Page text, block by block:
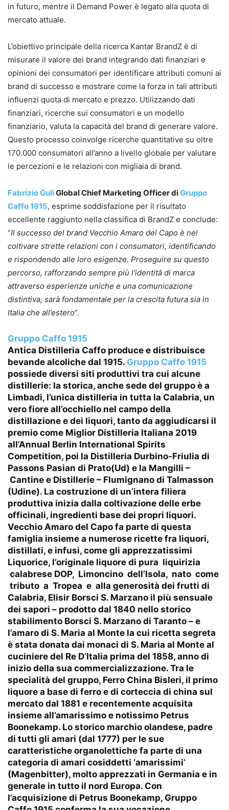
in futuro, mentre il Demand Power è legato alla quota di
mercato attuale.
L’obiettivo principale della ricerca Kantar BrandZ è di
misurare il valore dei brand integrando dati finanziari e
opinioni dei consumatori per identificare attributi comuni ai
brand di successo e mostrare come la forza in tali attributi
influenzi quota di mercato e prezzo. Utilizzando dati
finanziari, ricerche sui consumatori e un modello
finanziario, valuta la capacità del brand di generare valore.
Questo processo coinvolge ricerche quantitative su oltre
170.000 consumatori all’anno a livello globale per valutare
le percezioni e le relazioni con migliaia di brand.
Fabrizio GulìGlobal Chief Marketing Officer diGruppo
Caffo 1915, esprime soddisfazione per il risultato
eccellente raggiunto nella classifica di BrandZ e conclude:
“Il successo del brand Vecchio Amaro del Capo è nel
coltivare strette relazioni con i consumatori, identificando
e rispondendo alle loro esigenze. Proseguire su questo
percorso, rafforzando sempre più l’identità di marca
attraverso esperienze uniche e una comunicazione
distintiva, sarà fondamentale per la crescita futura sia in
Italia che all’estero”.
Gruppo Caffo 1915
Antica Distilleria Caffo produce e distribuisce
bevande alcoliche dal 1915. Gruppo Caffo 1915
possiede diversi siti produttivi tra cui alcune
distillerie: la storica, anche sede del gruppo è a
Limbadi, l’unica distilleria in tutta la Calabria, un
vero fiore all’occhiello nel campo della
distillazione e dei liquori, tanto da aggiudicarsi il
premio come Miglior Distilleria Italiana 2019
all’Annual Berlin International Spirits
Competition, poi la Distilleria Durbino-Friulia di
Passons Pasian di Prato(Ud) e la Mangilli –
Cantine e Distillerie – Flumignano di Talmasson
(Udine). La costruzione di un’intera filiera
produttiva inizia dalla coltivazione delle erbe
officinali, ingredienti base dei propri liquori.
Vecchio Amaro del Capo fa parte di questa
famiglia insieme a numerose ricette fra liquori,
distillati, e infusi, come gli apprezzatissimi
Liquorice, l’originale liquore di pura liquirizia
calabrese DOP, Limoncino dell’Isola, nato come
tributo a Tropea e alla generosità dei frutti di
Calabria, Elisir Borsci S. Marzano il più sensuale
dei sapori – prodotto dal 1840 nello storico
stabilimento Borsci S. Marzano di Taranto – e
l’amaro di S. Maria al Monte la cui ricetta segreta
è stata donata dai monaci di S. Maria al Monte al
cuciniere del Re D’Italia prima del 1858, anno di
inizio della sua commercializzazione. Tra le
specialità del gruppo, Ferro China Bisleri, il primo
liquore a base di ferro e di corteccia di china sul
mercato dal 1881 e recentemente acquisita
insieme all’amarissimo e notissimo Petrus
Boonekamp. Lo storico marchio olandese, padre
di tutti gli amari (dal 1777) per le sue
caratteristiche organolettiche fa parte di una
categoria di amari cosiddetti ‘amarissimi’
(Magenbitter), molto apprezzati in Germania e in
generale in tutto il nord Europa. Con
l’acquisizione di Petrus Boonekamp, Gruppo